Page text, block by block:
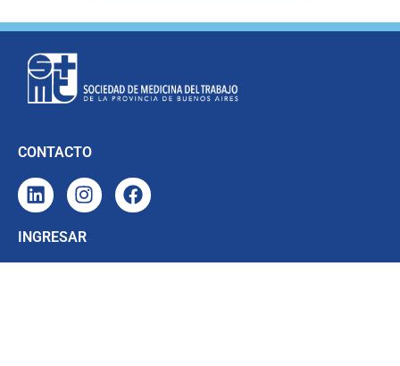
CONTACTO
INGRESAR